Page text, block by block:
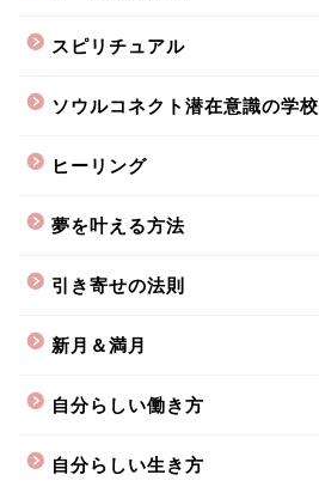
スピリチュアル
ソウルコネクト潜在意識の学校
ヒーリング
夢を叶える方法
引き寄せの法則
新月＆満月
自分らしい働き方
自分らしい生き方